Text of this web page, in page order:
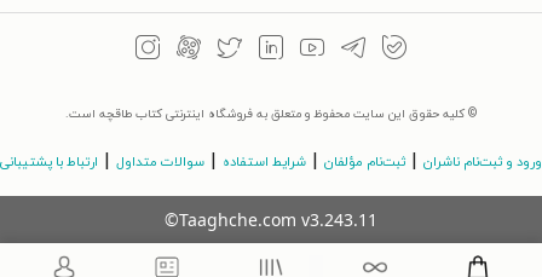
© کلیه حقوق این سایت محفوظ و متعلق به فروشگاه اینترنتی کتاب طاقچه است.
ورود و ثبت‌نام ناشران | ثبت‌نام مؤلفان | شرایط استفاده | سوالات متداول | ارتباط با پشتیبانی
©Taaghche.com v3.243.11